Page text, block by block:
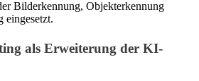
Bilderkennung, Objekterkennung
eingesetzt.
als Erweiterung der KI-